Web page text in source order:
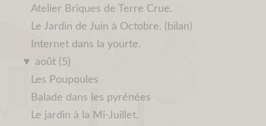
Atelier Briques de Terre Crue.
Le Jardin de Juin à Octobre. (bilan)
Internet dans la yourte.
▼ août (5)
Les Poupoules
Balade dans les pyrénées
Le jardin à la Mi-Juillet.